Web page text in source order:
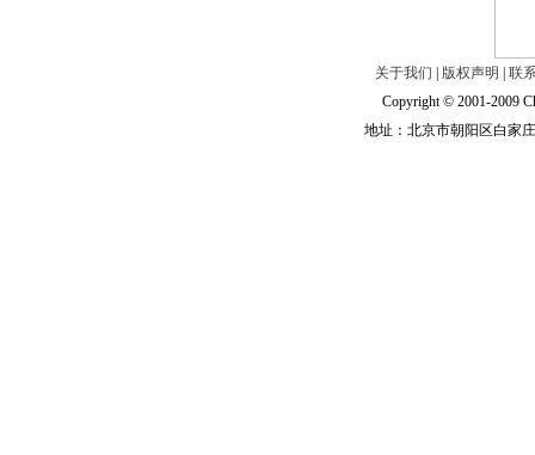
关于我们 版权声明
联
Copyright © 2001-2009
地址：北京市朝阳区白家